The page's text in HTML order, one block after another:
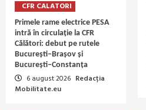
CFR CALATORI
Primele rame electrice PESA
intră în circulație la CFR
Călători: debut pe rutele
București–Brașov și
București–Constanța
6 august 2026 Redacția
Mobilitate.eu